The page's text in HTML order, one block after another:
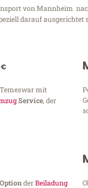
von Mannheim
darauf
mit
Service, der
derBeiladung